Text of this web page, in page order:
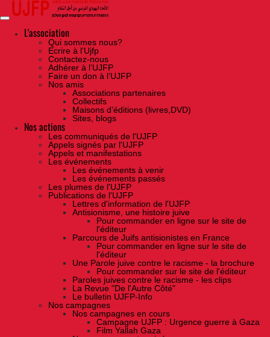
Skip
the
contentL'association
Qui sommes nous?
Ecrire à l’Ujfp
Contactez-nous
Adhérer à l’UJFP
Faire un don à l’UJFP
Nos amis
Associations partenaires
Collectifs
Maisons d’éditions (livres,DVD)
Sites, blogs
Nos actions
Les communiqués de l'UJFP
Appels signés par l'UJFP
Appels et manifestations
Les événements
Les événements à venir
Les événements passés
Les plumes de l'UJFP
Publications de l'UJFP
Lettres d'information de l'UJFP
Antisionisme, une histoire juive
Pour commander en ligne sur le site de
l'éditeur
Parcours de Juifs antisionistes en France
Pour commander en ligne sur le site de
l'éditeur
Une Parole juive contre le racisme - la brochure
Pour commander sur le site de l'éditeur
Paroles juives contre le racisme - les clips
La Revue "De l'Autre Côté"
Le bulletin UJFP-Info
Nos campagnes
Nos campagnes en cours
Campagne UJFP : Urgence guerre à Gaza
Film Yallah Gaza